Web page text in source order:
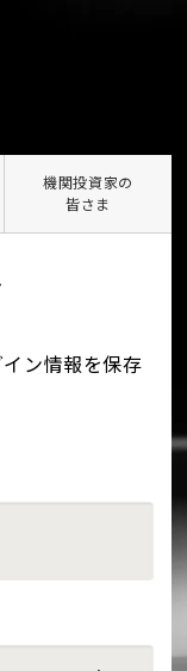
機関投資家の
皆さま
ン情報を保存